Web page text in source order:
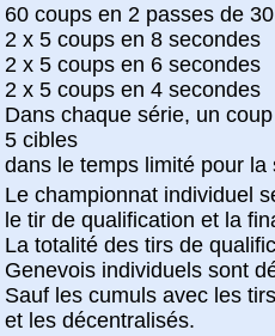
60 coups en 2 passes de
2 x 5 coups en 8 secondes
2 x 5 coups en 6 secondes
2 x 5 coups en 4 secondes
Dans chaque série, un
5 cibles
dans le temps limité pour la
Le championnat individuel
le tir de qualification et la
La totalité des tirs de
Genevois individuels sont
Sauf les cumuls avec les
et les décentralisés.